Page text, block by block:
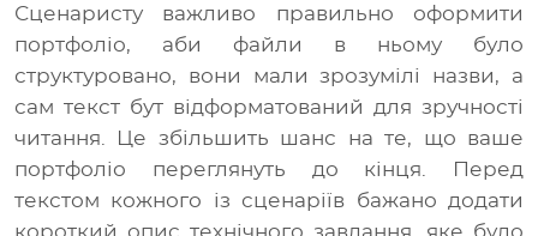
Сценаристу важливо правильно оформити
портфоліо, аби файли в ньому було
структуровано, вони мали зрозумілі назви, а
сам текст бут відформатований для зручності
читання. Це збільшить шанс на те, що ваше
портфоліо переглянуть до кінця. Перед
текстом кожного із сценаріїв бажано додати
короткий опис технічного завдання, яке було